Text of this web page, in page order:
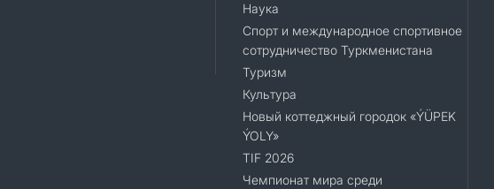
Наука
Спорт и международное спортивное
сотрудничество Туркменистана
Туризм
Культура
Новый коттеджный городок «ÝÜPEK
ÝOLY»
TIF 2026
Чемпионат мира среди